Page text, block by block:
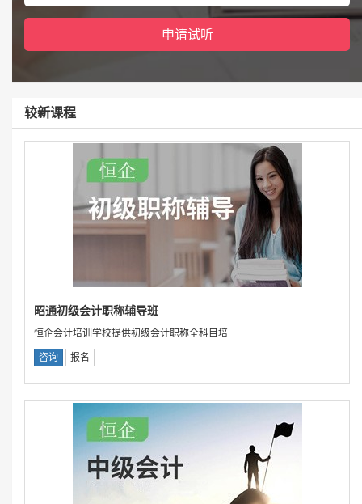
较新课程
昭通初级会计职称辅导班
恒企会计培训学校提供初级会计职称全科目培
咨询 报名